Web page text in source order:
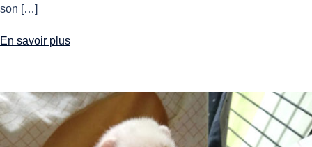
son […]
En savoir plus